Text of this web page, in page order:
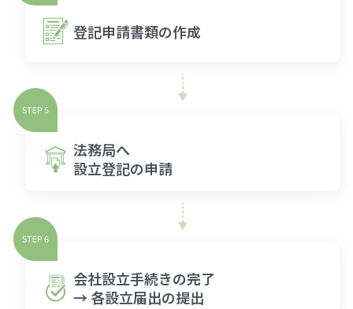
登記申請書類の作成
法務局へ
設立登記の申請
会社設立手続きの完了
→ 各設立届出の提出